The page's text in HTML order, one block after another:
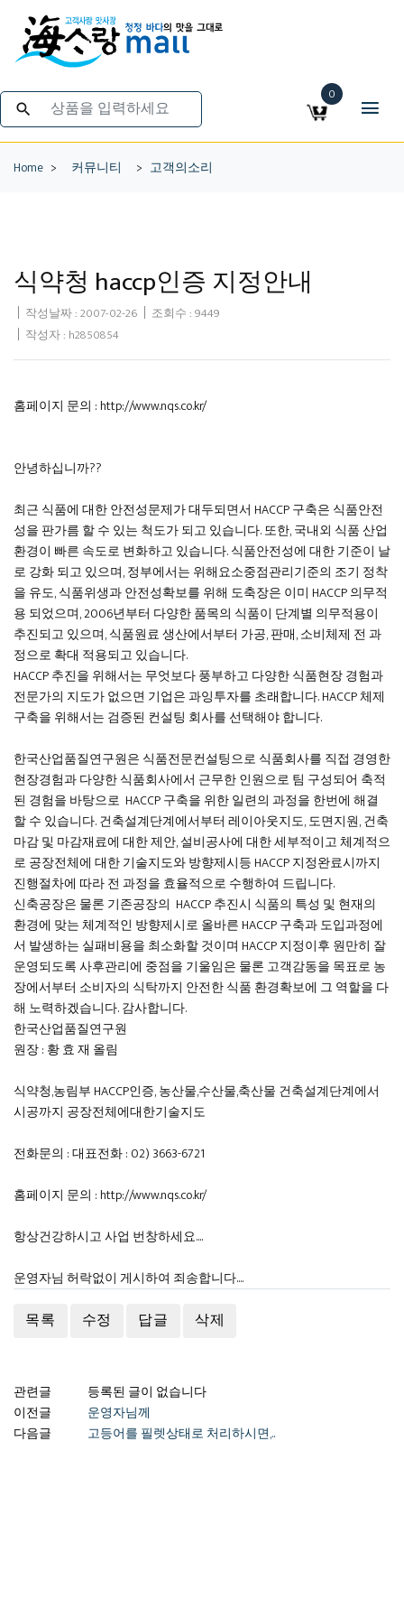
search
0
Home > 커뮤니티 > 고객의소리
식약청 haccp인증 지정안내
작성날짜 :2007-02-26
조회수 : 9449
작성자 : h2850854
홈페이지 문의 : http://www.nqs.co.kr/
안녕하십니까??
최근 식품에 대한 안전성문제가 대두되면서 HACCP 구축은 식품안전
성을 판가름 할 수 있는 척도가 되고 있습니다. 또한, 국내외 식품 산업
환경이 빠른 속도로 변화하고 있습니다. 식품안전성에 대한 기준이 날
로 강화 되고 있으며, 정부에서는 위해요소중점관리기준의 조기 정착
을 유도, 식품위생과 안전성확보를 위해 도축장은 이미 HACCP 의무적
용 되었으며, 2006년부터 다양한 품목의 식품이 단계별 의무적용이
추진되고 있으며, 식품원료 생산에서부터 가공, 판매, 소비체제 전 과
정으로 확대 적용되고 있습니다.
HACCP 추진을 위해서는 무엇보다 풍부하고 다양한 식품현장 경험과
전문가의 지도가 없으면 기업은 과잉투자를 초래합니다. HACCP 체제
구축을 위해서는 검증된 컨설팅 회사를 선택해야 합니다.
한국산업품질연구원은 식품전문컨설팅으로 식품회사를 직접 경영한
현장경험과 다양한 식품회사에서 근무한 인원으로 팀 구성되어 축적
된 경험을 바탕으로 HACCP 구축을 위한 일련의 과정을 한번에 해결
할 수 있습니다. 건축설계단계에서부터 레이아웃지도, 도면지원, 건축
마감 및 마감재료에 대한 제안, 설비공사에 대한 세부적이고 체계적으
로 공장전체에 대한 기술지도와 방향제시등 HACCP 지정완료시까지
진행절차에 따라 전 과정을 효율적으로 수행하여 드립니다.
신축공장은 물론 기존공장의 HACCP 추진시 식품의 특성 및 현재의
환경에 맞는 체계적인 방향제시로 올바른 HACCP 구축과 도입과정에
서 발생하는 실패비용을 최소화할 것이며 HACCP 지정이후 원만히 잘
운영되도록 사후관리에 중점을 기울임은 물론 고객감동을 목표로 농
장에서부터 소비자의 식탁까지 안전한 식품 환경확보에 그 역할을 다
해 노력하겠습니다. 감사합니다.
한국산업품질연구원
원장 : 황 효 재 올림
식약청,농림부 HACCP인증, 농산물,수산물,축산물 건축설계단계에서
시공까지 공장전체에대한기술지도
전화문의 : 대표전화 : 02) 3663-6721
홈페이지 문의 : http://www.nqs.co.kr/
항상건강하시고 사업 번창하세요....
운영자님 허락없이 게시하여 죄송합니다....
목록 수정 답글 삭제
관련글
등록된 글이 없습니다
이전글
운영자님께
다음글
고등어를 필렛상태로 처리하시면,..